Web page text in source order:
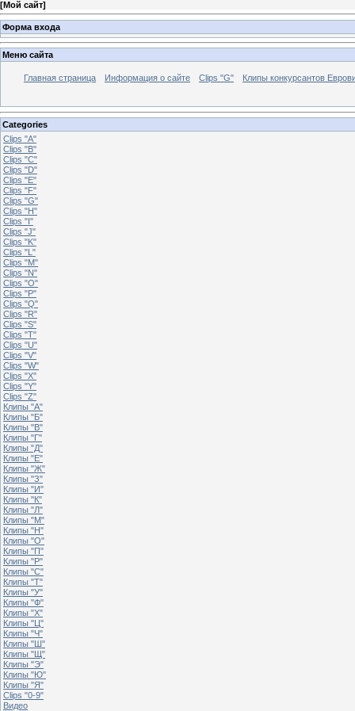
[Мой сайт]
Форма входа
Меню сайта
Главная страница Информация о сайте Clips "G" Клипы конкурсантов
Categories
Clips "A"
Clips "B"
Clips "C"
Clips "D"
Clips "E"
Clips "F"
Clips "G"
Clips "H"
Clips "I"
Clips "J"
Clips "K"
Clips "L"
Clips "M"
Clips "N"
Clips "O"
Clips "P"
Clips "Q"
Clips "R"
Clips "S"
Clips "T"
Clips "U"
Clips "V"
Clips "W"
Clips "X"
Clips "Y"
Clips "Z"
Клипы "А"
Клипы "Б"
Клипы "В"
Клипы "Г"
Клипы "Д"
Клипы "Е"
Клипы "Ж"
Клипы "З"
Клипы "И"
Клипы "К"
Клипы "Л"
Клипы "М"
Клипы "Н"
Клипы "О"
Клипы "П"
Клипы "Р"
Клипы "С"
Клипы "Т"
Клипы "У"
Клипы "Ф"
Клипы "Х"
Клипы "Ц"
Клипы "Ч"
Клипы "Ш"
Клипы "Щ"
Клипы "Э"
Клипы "Ю"
Клипы "Я"
Clips "0-9"
Видео